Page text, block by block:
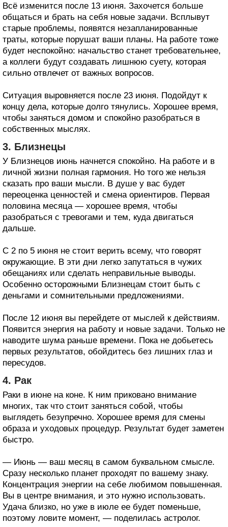
Всё изменится после 13 июня. Захочется больше
общаться и брать на себя новые задачи. Всплывут
старые проблемы, появятся незапланированные
траты, которые порушат ваши планы. На работе тоже
будет неспокойно: начальство станет требовательнее,
а коллеги будут создавать лишнюю суету, которая
сильно отвлечет от важных вопросов.
Ситуация выровняется после 23 июня. Подойдут к
концу дела, которые долго тянулись. Хорошее время,
чтобы заняться домом и спокойно разобраться в
собственных мыслях.
3. Близнецы
У Близнецов июнь начнется спокойно. На работе и в
личной жизни полная гармония. Но того же нельзя
сказать про ваши мысли. В душе у вас будет
переоценка ценностей и смена ориентиров. Первая
половина месяца — хорошее время, чтобы
разобраться с тревогами и тем, куда двигаться
дальше.
С 2 по 5 июня не стоит верить всему, что говорят
окружающие. В эти дни легко запутаться в чужих
обещаниях или сделать неправильные выводы.
Особенно осторожными Близнецам стоит быть с
деньгами и сомнительными предложениями.
После 12 июня вы перейдете от мыслей к действиям.
Появится энергия на работу и новые задачи. Только не
наводите шума раньше времени. Пока не добьетесь
первых результатов, обойдитесь без лишних глаз и
пересудов.
4. Рак
Раки в июне на коне. К ним приковано внимание
многих, так что стоит заняться собой, чтобы
выглядеть безупречно. Хорошее время для смены
образа и уходовых процедур. Результат будет заметен
быстро.
— Июнь — ваш месяц в самом буквальном смысле.
Сразу несколько планет проходят по вашему знаку.
Концентрация энергии на себе любимом повышенная.
Вы в центре внимания, и это нужно использовать.
Удача близко, но уже в июле ее будет поменьше,
поэтому ловите момент, — поделилась астролог.